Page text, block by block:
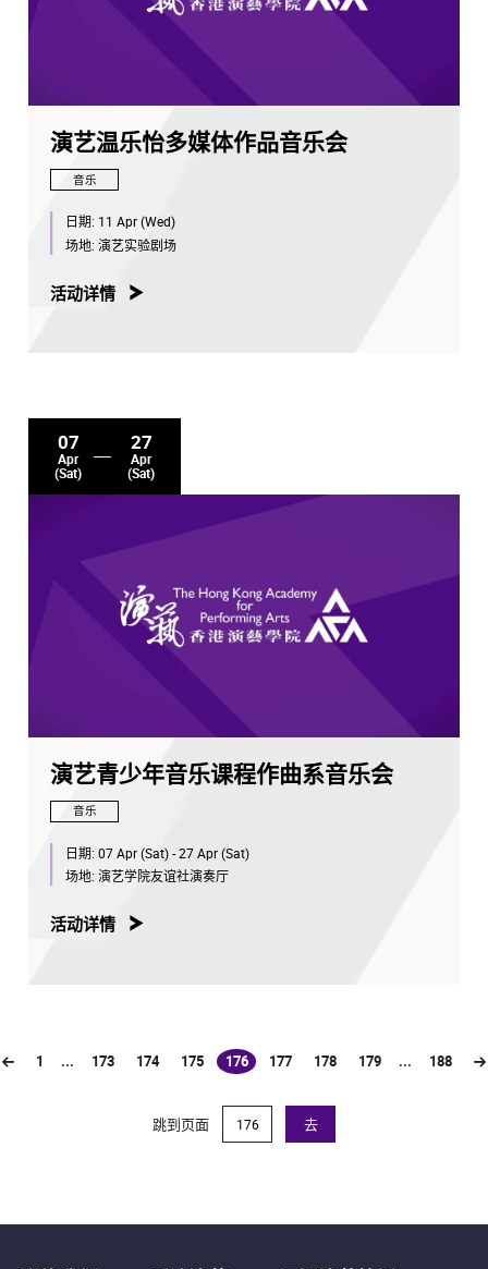
演艺温乐怡多媒体作品音乐会
音乐
日期: 11 Apr (Wed)
场地: 演艺实验剧场
活动详情
07
Apr
(Sat)
27
Apr
(Sat)
演艺青少年音乐课程作曲系音乐会
音乐
日期: 07 Apr (Sat) - 27 Apr (Sat)
场地: 演艺学院友谊社演奏厅
活动详情
1 ... 173 174 175 176
(current)177 178 179 ... 188
跳到页面 去